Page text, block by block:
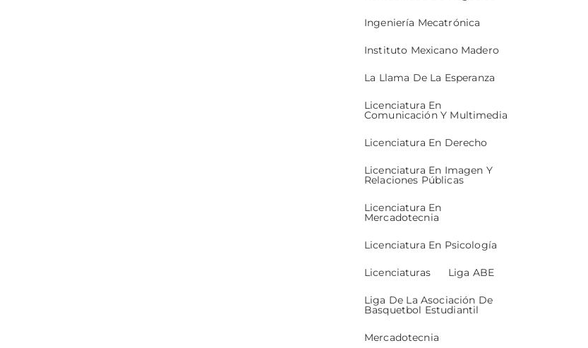
Ingeniería Mecatrónica
Instituto Mexicano Madero
La Llama De La Esperanza
Licenciatura En
Comunicación Y Multimedia
Licenciatura En Derecho
Licenciatura En Imagen Y
Relaciones Públicas
Licenciatura En
Mercadotecnia
Licenciatura En Psicología
Licenciaturas Liga ABE
Liga De La Asociación De
Basquetbol Estudiantil
Mercadotecnia